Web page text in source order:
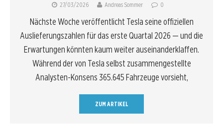
27/03/2026 Andreas Sommer 0
Nächste Woche veröffentlicht Tesla seine offiziellen
Auslieferungszahlen für das erste Quartal 2026 — und die
Erwartungen könnten kaum weiter auseinanderklaffen.
Während der von Tesla selbst zusammengestellte
Analysten-Konsens 365.645 Fahrzeuge vorsieht,
ZUM ARTIKEL